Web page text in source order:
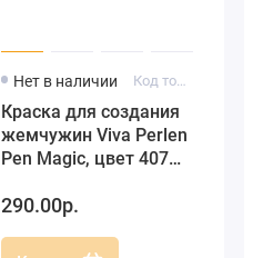
Нет в наличии
Краска для создания
жемчужин Viva Perlen
Pen Magic, цвет 407
розовый, 25 мл
290.00р.